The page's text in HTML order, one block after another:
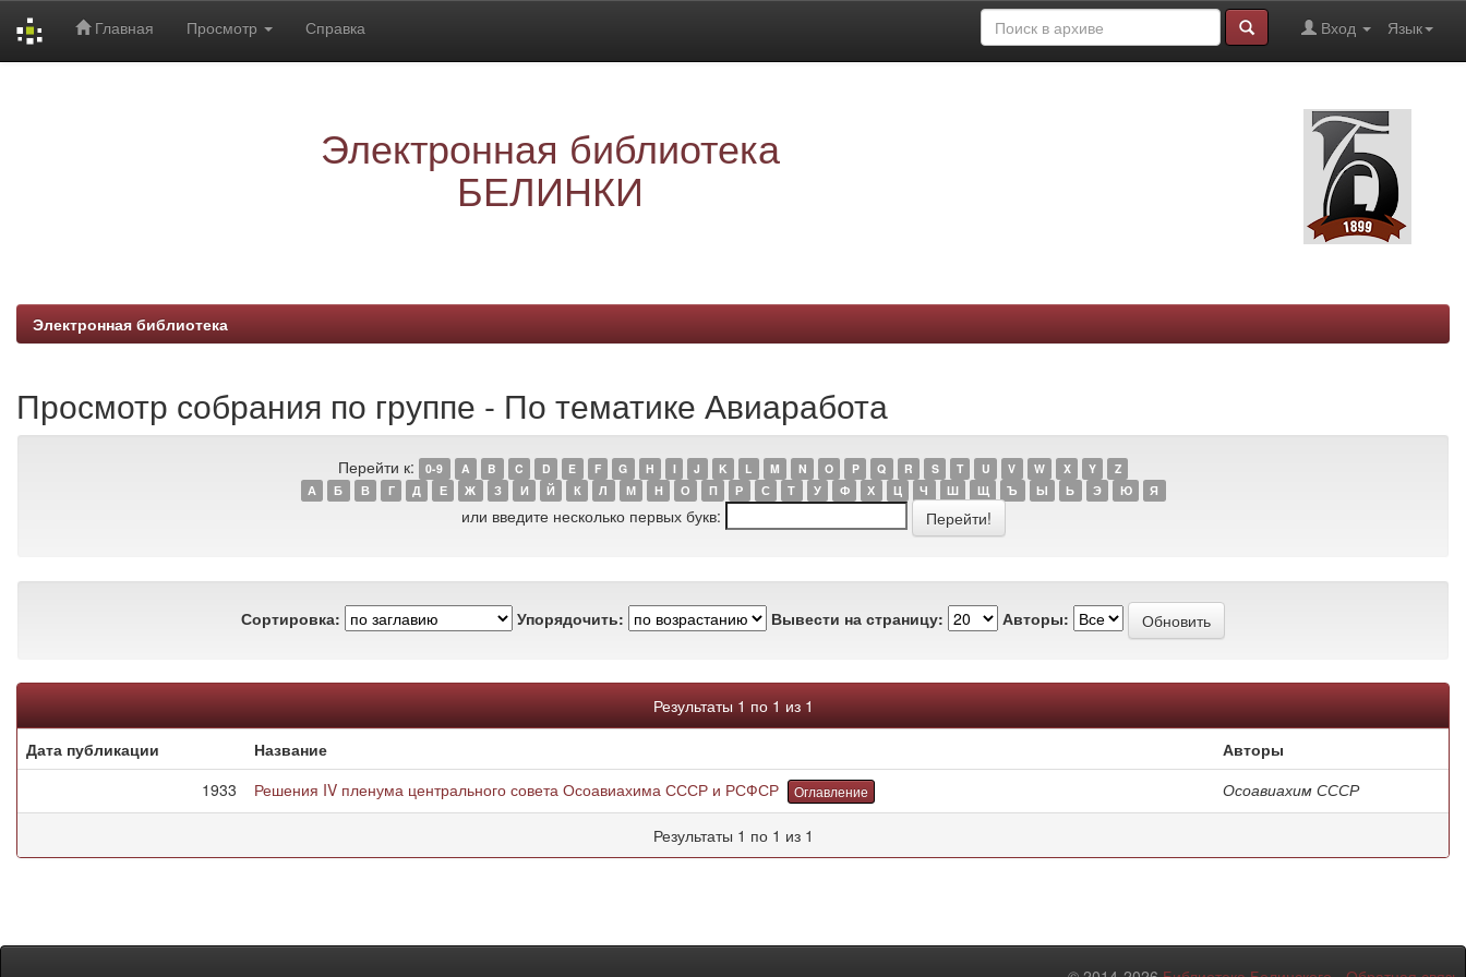
Главная Просмотр Справка Язык
Вход
Электронная библиотека
БЕЛИНКИ
Электронная библиотека
Просмотр собрания по группе - По тематике Авиаработа
Перейти к: 0-9 A B C D E F G H I J K L M N O P Q R S T U V W X Y
Z
А
Б В Г Д Е Ж З И Й К Л М Н О П Р С Т У Ф Х Ц Ч Ш Щ Ъ Ы Ь Э Ю Я
или введите несколько первых букв:
Сортировка: Упорядочить: Вывести на страницу: Авторы:
Результаты 1 по 1 из 1
Дата публикации
Название
Авторы
1933
Решения IV пленума центрального совета Осоавиахима СССР и РСФСР Оглавление Осоавиахим СССР
Результаты 1 по 1 из 1